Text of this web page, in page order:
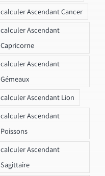
calculer Ascendant Cancer
calculer Ascendant
Capricorne
calculer Ascendant
Gémeaux
calculer Ascendant Lion
calculer Ascendant
Poissons
calculer Ascendant
Sagittaire